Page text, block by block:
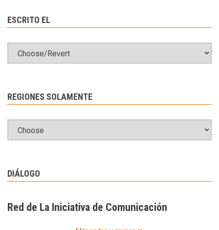
ESCRITO EL
REGIONES SOLAMENTE
DIÁLOGO
Red de La Iniciativa de Comunicación